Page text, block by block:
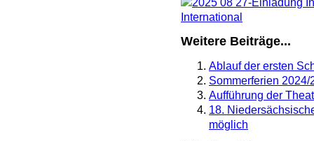
Weitere Beiträge...
Ablauf der ersten
Sommerferien 2024/
Aufführung der
18.
möglich